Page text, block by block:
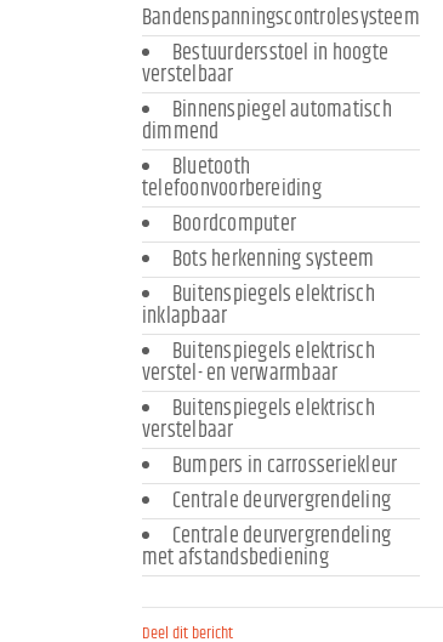
Bandenspanningscontrolesysteem
Bestuurdersstoel in hoogte
verstelbaar
Binnenspiegel automatisch
dimmend
Bluetooth
telefoonvoorbereiding
Boordcomputer
Bots herkenning systeem
Buitenspiegels elektrisch
inklapbaar
Buitenspiegels elektrisch
verstel- en verwarmbaar
Buitenspiegels elektrisch
verstelbaar
Bumpers in carrosseriekleur
Centrale deurvergrendeling
Centrale deurvergrendeling
met afstandsbediening
Deel dit bericht